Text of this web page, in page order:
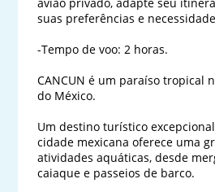
suas preferências e
-Tempo de voo: 2 horas.
CANCUN é um paraíso tropical
do México.
Um destino turístico
cidade mexicana oferece uma
atividades aquáticas, desde
caiaque e passeios de barco.